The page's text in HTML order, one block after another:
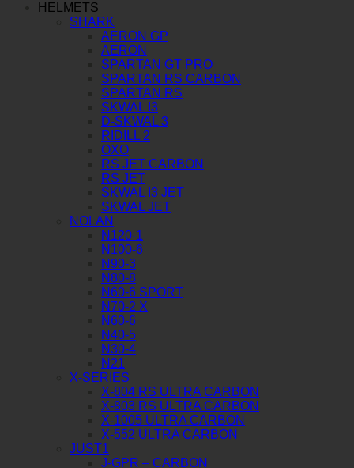
HELMETS
SHARK
AERON GP
AERON
SPARTAN GT PRO
SPARTAN RS CARBON
SPARTAN RS
SKWAL I3
D-SKWAL 3
RIDILL 2
OXO
RS JET CARBON
RS JET
SKWAL I3 JET
SKWAL JET
NOLAN
N120-1
N100-6
N90-3
N80-8
N60-6 SPORT
N70-2 X
N60-6
N40-5
N30-4
N21
X-SERIES
X-804 RS ULTRA CARBON
X-803 RS ULTRA CARBON
X-1005 ULTRA CARBON
X-552 ULTRA CARBON
JUST1
J-GPR – CARBON